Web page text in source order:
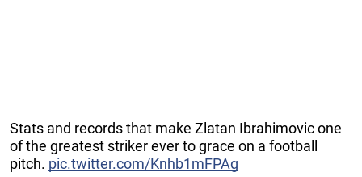
Stats and records that make Zlatan Ibrahimovic one
of the greatest striker ever to grace on a football
pitch. pic.twitter.com/Knhb1mFPAg